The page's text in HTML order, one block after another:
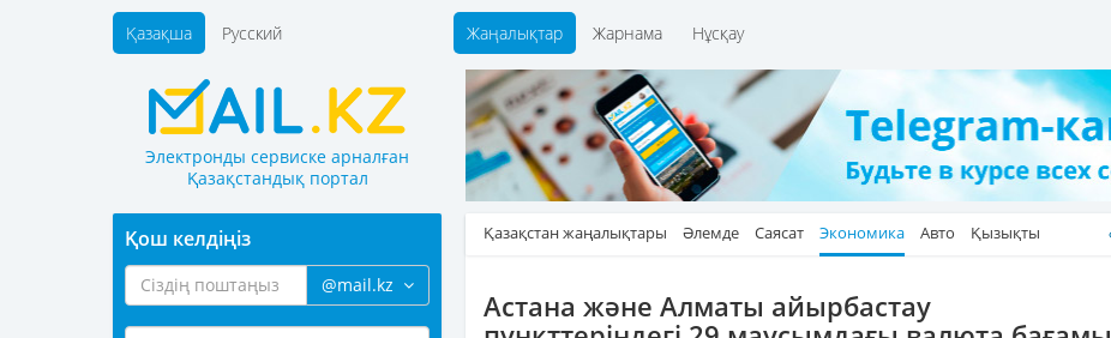
Жаңалықтар Жарнама Нұсқау
Қазақша Русский
Электронды сервиске арналған
Қазақстандық портал
Қазақстан жаңалықтары Әлемде Саясат Экономика Авто Қызықты
Астана және Алматы айырбастау
Қош келдіңіз
@mail.kz